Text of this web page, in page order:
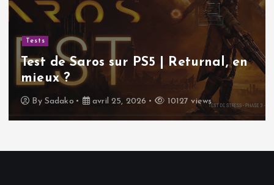
en
Sudoku gratuit | Pourquoi ce
classique indémodable
nous rendre accro !
By Sadako avril 11, 2026 11634 views